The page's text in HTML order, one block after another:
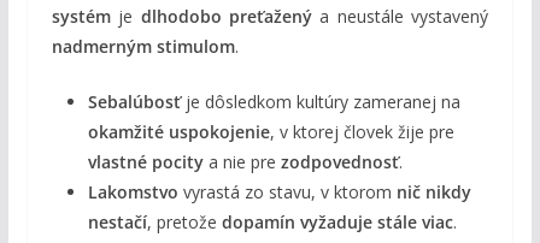
systémje dlhodobo preťažený a neustále vystavený
nadmerným stimulom.
Sebalúbosťje dôsledkom kultúry zameranej na
okamžité uspokojenie, v ktorej človek žije pre
vlastné pocitya nie pre zodpovednosť.
Lakomstvo vyrastá zo stavu, v ktorom nič nikdy
nestačí, pretože dopamín vyžaduje stále viac.